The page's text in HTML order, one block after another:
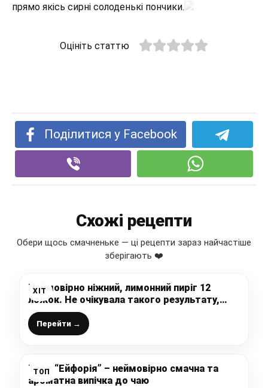
прямо якісь сирні солоденькі пончики.
Оцініть статтю
Поділитися у Facebook
Схожі рецепти
Обери щось смачненьке — ці рецепти зараз найчастіше
зберігають ❤️
ХІТ
Неймовірно ніжний, лимонний пиріг 12
ложок. Не очікувала такого результату,
виходить дуже смачно і при цьому пиріг не
сухий
Перейти →
ТОП
Торт “Ейфорія” – неймовірно смачна та
ароматна випічка до чаю